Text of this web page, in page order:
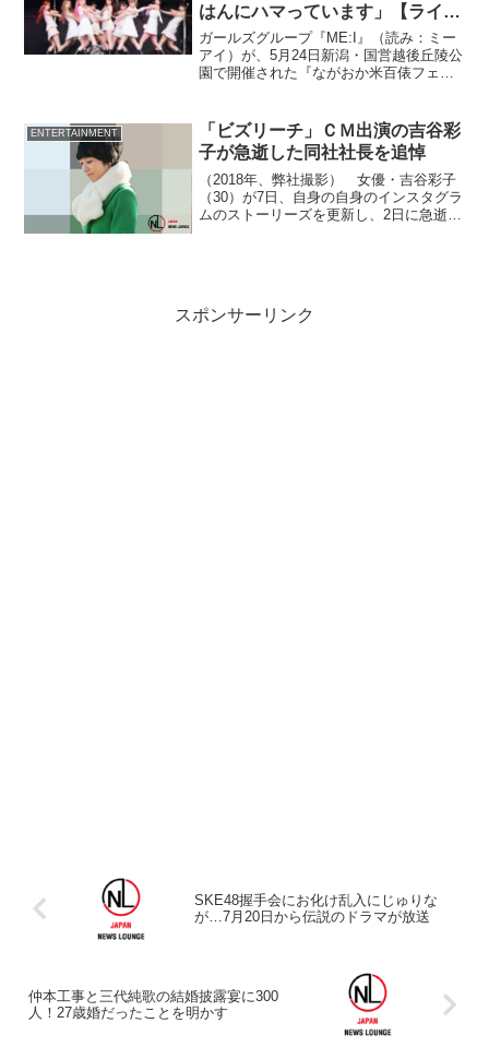
はんにハマっています」【ライブ
レポート】
ガールズグループ『ME:I』（読み：ミー
アイ）が、5月24日新潟・国営越後丘陵公
園で開催された『ながおか米百俵フェス
ェスならではの熱気あふれるパフォーマ
ンスを披露した。
ENTERTAINMENT
「ビズリーチ」ＣＭ出演の吉谷彩
子が急逝した同社社長を追悼
（2018年、弊社撮影） 女優・吉谷彩子
（30）が7日、自身の自身のインスタグラ
ムのストーリーズを更新し、2日に急逝し
スポンサーリンク
SKE48握手会にお化け乱入にじゅりな
が…7月20日から伝説のドラマが放送
仲本工事と三代純歌の結婚披露宴に300
人！27歳婚だったことを明かす